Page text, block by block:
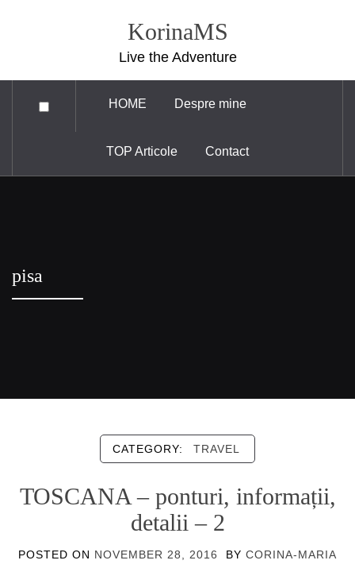
KorinaMS
Live the Adventure
HOME Despre mine
TOP Articole Contact
pisa
CATEGORY: TRAVEL
TOSCANA – ponturi, informații,
detalii – 2
POSTED ON NOVEMBER 28, 2016 BY CORINA-MARIA